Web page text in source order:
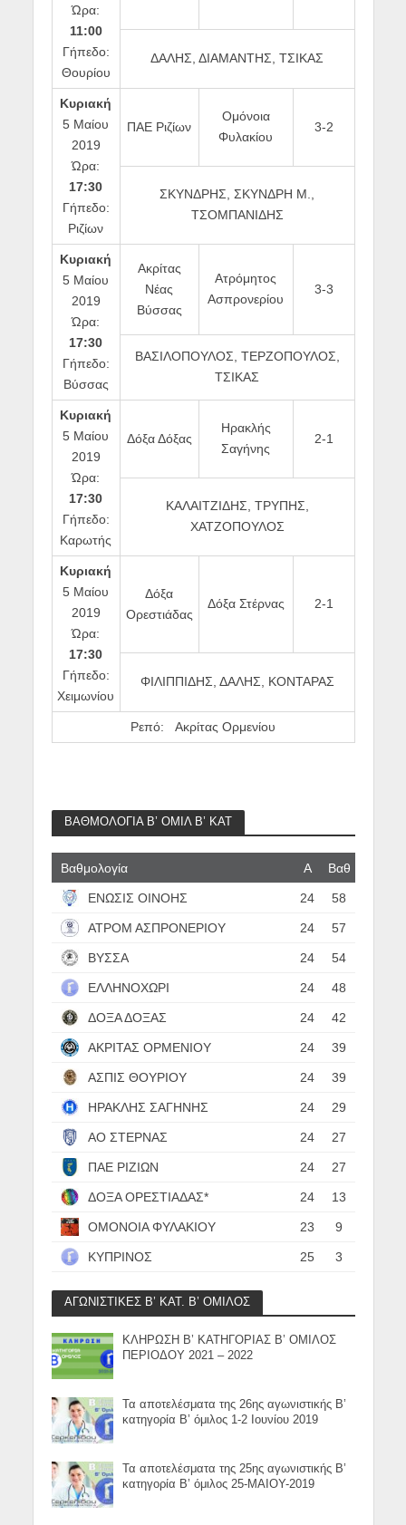
Ώρα:
11:00
Γήπεδο:
Θουρίου
ΔΑΛΗΣ, ΔΙΑΜΑΝΤΗΣ, ΤΣΙΚΑΣ
Κυριακή
5 Μαίου
2019
Ώρα:
17:30
Γήπεδο:
Ριζίων
ΠΑΕ Ριζίων
Ομόνοια
Φυλακίου
3-2
ΣΚΥΝΔΡΗΣ, ΣΚΥΝΔΡΗ Μ.,
ΤΣΟΜΠΑΝΙΔΗΣ
Κυριακή
5 Μαίου
2019
Ώρα:
17:30
Γήπεδο:
Βύσσας
Ακρίτας
Νέας
Βύσσας
Ατρόμητος
Ασπρονερίου
3-3
ΒΑΣΙΛΟΠΟΥΛΟΣ, ΤΕΡΖΟΠΟΥΛΟΣ,
ΤΣΙΚΑΣ
Κυριακή
5 Μαίου
2019
Ώρα:
17:30
Γήπεδο:
Καρωτής
Δόξα Δόξας
Ηρακλής
Σαγήνης
2-1
ΚΑΛΑΙΤΖΙΔΗΣ, ΤΡΥΠΗΣ,
ΧΑΤΖΟΠΟΥΛΟΣ
Κυριακή
5 Μαίου
2019
Ώρα:
17:30
Γήπεδο:
Χειμωνίου
Δόξα
Ορεστιάδας
Δόξα Στέρνας 2-1
ΦΙΛΙΠΠΙΔΗΣ, ΔΑΛΗΣ, ΚΟΝΤΑΡΑΣ
Ρεπό: Ακρίτας Ορμενίου
ΒΑΘΜΟΛΟΓΙΑ Β’ ΟΜΙΛ Β’ ΚΑΤ
Βαθμολογία Α Βαθ
ΕΝΩΣΙΣ ΟΙΝΟΗΣ 24 58
ΑΤΡΟΜ ΑΣΠΡΟΝΕΡΙΟΥ 24 57
ΒΥΣΣΑ 24 54
ΕΛΛΗΝΟΧΩΡΙ 24 48
ΔΟΞΑ ΔΟΞΑΣ 24 42
ΑΚΡΙΤΑΣ ΟΡΜΕΝΙΟΥ 24 39
ΑΣΠΙΣ ΘΟΥΡΙΟΥ 24 39
ΗΡΑΚΛΗΣ ΣΑΓΗΝΗΣ 24 29
ΑΟ ΣΤΕΡΝΑΣ 24 27
ΠΑΕ ΡΙΖΙΩΝ 24 27
ΔΟΞΑ ΟΡΕΣΤΙΑΔΑΣ* 24 13
ΟΜΟΝΟΙΑ ΦΥΛΑΚΙΟΥ 23 9
ΚΥΠΡΙΝΟΣ 25 3
ΑΓΩΝΙΣΤΙΚΕΣ Β’ ΚΑΤ. Β’ ΟΜΙΛΟΣ
ΚΛΗΡΩΣΗ Β’ ΚΑΤΗΓΟΡΙΑΣ Β’ ΟΜΙΛΟΣ
ΠΕΡΙΟΔΟΥ 2021 – 2022
Τα αποτελέσματα της 26ης αγωνιστικής Β’
κατηγορία Β’ όμιλος 1-2 Ιουνίου 2019
Τα αποτελέσματα της 25ης αγωνιστικής Β’
κατηγορία Β’ όμιλος 25-ΜΑΙΟΥ-2019